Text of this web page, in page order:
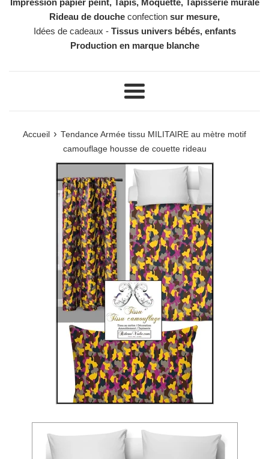
Rideau de douche confection sur mesure,
Idées de cadeaux - Tissus univers bébés, enfants
Production en marque blanche
Menu
Accueil › Tendance Armée tissu MILITAIRE au mètre motif
camouflage housse de couette rideau